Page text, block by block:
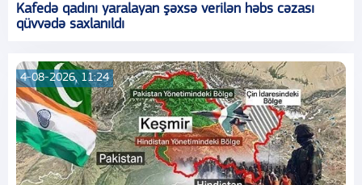
Kafedə qadını yaralayan şəxsə verilən həbs cəzası
qüvvədə saxlanıldı
4-08-2026, 11:24